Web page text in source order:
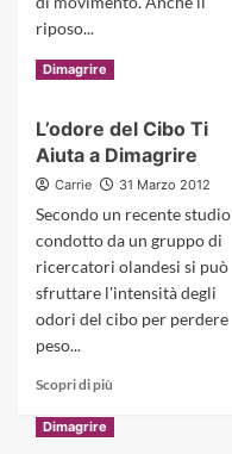
riposo...
Scopri di più Read
more
Per
dimagrire
si
dormire
bene?
Ecco
quanto
c’è
Dimagrire
L’odore del Cibo Ti
Aiuta a Dimagrire
Carrie 31 Marzo 2012
Secondo un recente studio
condotto da un gruppo di
ricercatori olandesi si può
sfruttare l'intensità degli
odori del cibo per perdere
peso...
Scopri di più
Dimagrire